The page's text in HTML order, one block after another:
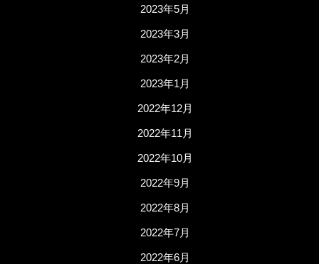
2023年5月
2023年3月
2023年2月
2023年1月
2022年12月
2022年11月
2022年10月
2022年9月
2022年8月
2022年7月
2022年6月